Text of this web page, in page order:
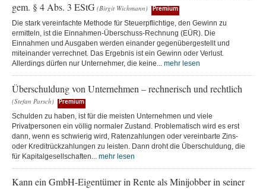
gem. § 4 Abs. 3 EStG (Birgit Wichmann) Premium
Die stark vereinfachte Methode für Steuerpflichtige, den Gewinn zu
ermitteln, ist die Einnahmen-Überschuss-Rechnung (EÜR). Die
Einnahmen und Ausgaben werden einander gegenübergestellt und
miteinander verrechnet. Das Ergebnis ist ein Gewinn oder Verlust.
Allerdings dürfen nur Unternehmer, die keine... mehr lesen
Überschuldung von Unternehmen – rechnerisch und rechtlich
(Stefan Parsch) Premium
Schulden zu haben, ist für die meisten Unternehmen und viele
Privatpersonen ein völlig normaler Zustand. Problematisch wird es erst
dann, wenn es schwierig wird, Ratenzahlungen oder vereinbarte Zins-
oder Kreditrückzahlungen zu leisten. Dann droht die Überschuldung, die
für Kapitalgesellschaften... mehr lesen
Kann ein GmbH-Eigentümer in Rente als Minijobber in seiner